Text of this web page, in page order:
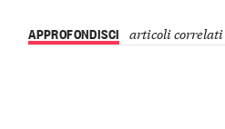
APPROFONDISCI articoli correlati